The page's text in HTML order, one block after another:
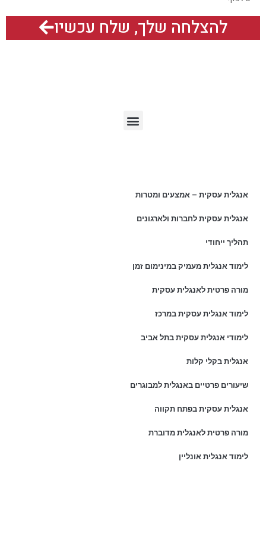
להצלחה שלך, שלח עכשיו
אנגלית עסקית – אמצעים ומטרות
אנגלית עסקית לחברות ולארגונים
תהליך ייחודי
לימוד אנגלית מעמיק במינימום זמן
מורה פרטית לאנגלית עסקית
לימוד אנגלית עסקית במרכז
לימודי אנגלית עסקית בתל אביב
אנגלית בקלי קלות
שיעורים פרטיים באנגלית למבוגרים
אנגלית עסקית בפתח תקווה
מורה פרטית לאנגלית מדוברת
לימוד אנגלית אונליין